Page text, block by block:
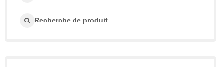
Recherche de produit